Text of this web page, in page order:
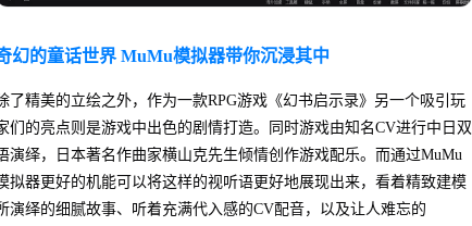
幻的童话世界 MuMu模拟器带你沉浸其中
了精美的立绘之外，作为一款RPG游戏《幻书启示录》另一个吸引玩
们的亮点则是游戏中出色的剧情打造。同时游戏由知名CV进行中日双
演绎，日本著名作曲家横山克先生倾情创作游戏配乐。而通过MuMu
拟器更好的机能可以将这样的视听语更好地展现出来，看着精致建模
演绎的细腻故事、听着充满代入感的CV配音，以及让人难忘的